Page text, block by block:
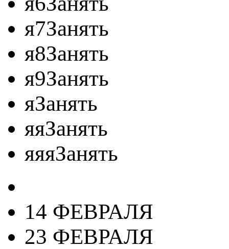
я7Занять
я8Занять
я9Занять
яЗанять
яяЗанять
яяяЗанять
14 ФЕВРАЛЯ
23 ФЕВРАЛЯ